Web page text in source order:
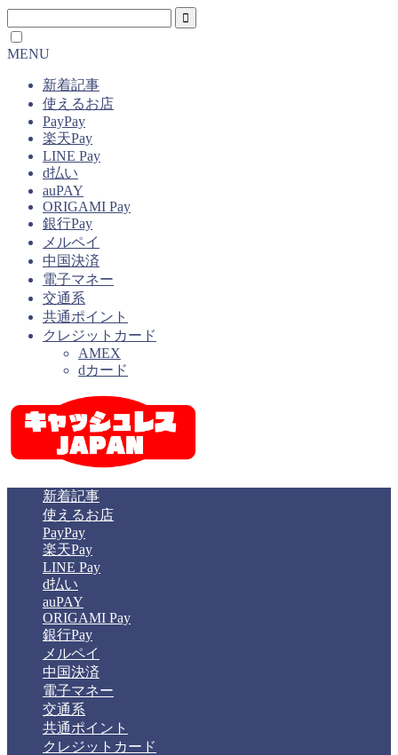
MENU
新着記事
使えるお店
PayPay
楽天Pay
LINE Pay
d払い
auPAY
ORIGAMI Pay
銀行Pay
メルペイ
中国決済
電子マネー
交通系
共通ポイント
クレジットカード
AMEX
dカード
新着記事
使えるお店
PayPay
楽天Pay
LINE Pay
d払い
auPAY
ORIGAMI Pay
銀行Pay
メルペイ
中国決済
電子マネー
交通系
共通ポイント
クレジットカード